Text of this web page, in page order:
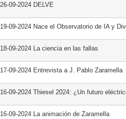
26-09-2024 DELVE
19-09-2024 Nace el Observatorio de IA y
18-09-2024 La ciencia en las fallas
17-09-2024 Entrevista a J. Pablo Zaramella
16-09-2024 Thiesel 2024: ¿Un futuro
16-09-2024 La animación de Zaramella